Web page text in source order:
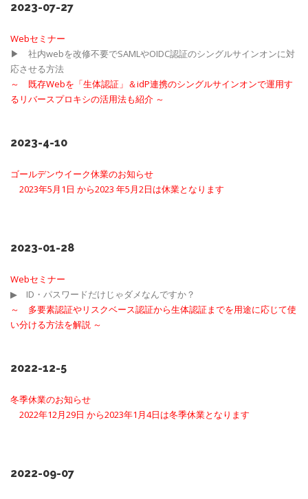
2023-07-27
Webセミナー
▶ 社内webを改修不要でSAMLやOIDC認証のシングルサインオンに対
応させる方法
～ 既存Webを「生体認証」＆idP連携のシングルサインオンで運用す
るリバースプロキシの活用法も紹介 ～
2023-4-10
ゴールデンウイーク休業のお知らせ
2023年5月1日 から2023 年5月2日は休業となります
2023-01-28
Webセミナー
▶ ID・パスワードだけじゃダメなんですか？
～ 多要素認証やリスクベース認証から生体認証までを用途に応じて使
い分ける方法を解説 ～
2022-12-5
冬季休業のお知らせ
2022年12月29日 から2023年1月4日は冬季休業となります
2022-09-07